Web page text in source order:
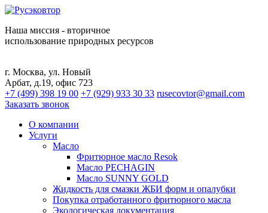
Наша миссия - вторичное
использование природных ресурсов
г. Москва, ул. Новый
Арбат, д.19, офис 723
+7 (499) 398 19 00 +7 (929) 933 30 33 rusecovtor@gmail.com
Заказать звонок
О компании
Услуги
Масло
Фритюрное масло Resok
Масло PECHAGIN
Масло SUNNY GOLD
Жидкость для смазки ЖБИ форм и опалубки
Покупка отработанного фритюрного масла
Экологическая документация